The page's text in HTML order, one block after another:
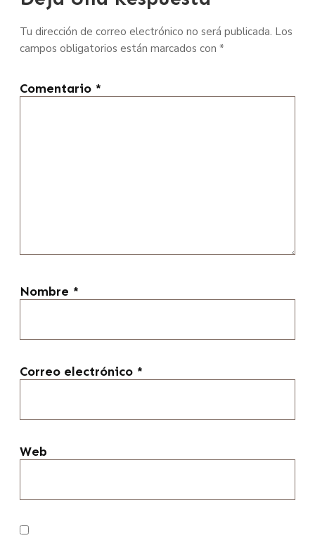
Tu dirección de correo electrónico no será publicada. Los
campos obligatorios están marcados con *
Comentario *
Nombre *
Correo electrónico *
Web